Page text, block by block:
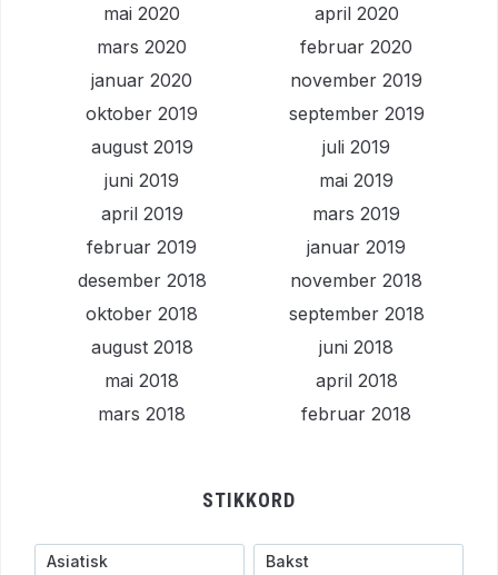
mai 2020
april 2020
mars 2020
februar 2020
januar 2020
november 2019
oktober 2019
september 2019
august 2019
juli 2019
juni 2019
mai 2019
april 2019
mars 2019
februar 2019
januar 2019
desember 2018
november 2018
oktober 2018
september 2018
august 2018
juni 2018
mai 2018
april 2018
mars 2018
februar 2018
STIKKORD
Asiatisk Bakst